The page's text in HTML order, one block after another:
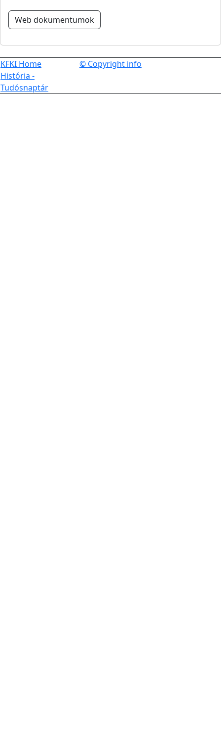
Web dokumentumok
KFKI Home
História -
Tudósnaptár
© Copyright info